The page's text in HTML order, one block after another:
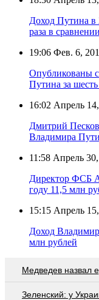
Доход Путина в
раза в
19:06 Фев. 6,
Опубликованы
Путина за шесть
16:02 Апрель
Дмитрий Песков
Владимира
11:58 Апрель
Директор ФСБ
году 11,5 млн
15:15 Апрель
Доход
млн рублей
Медведев назвал
Зеленский: у